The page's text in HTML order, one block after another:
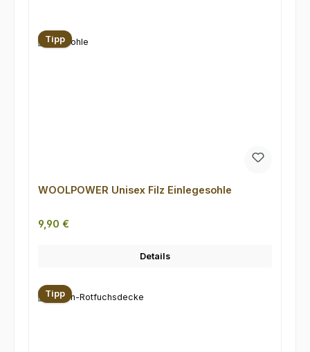
Tipp
WOOLPOWER Unisex Filz Einlegesohle
Regulärer Preis:
9,90 €
Details
Tipp